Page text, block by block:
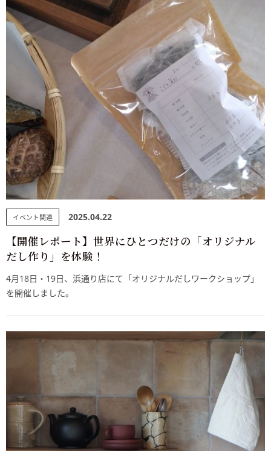
イベント関連 2025.04.22
【開催レポート】世界にひとつだけの「オリジナル
だし作り」を体験！
4月18日・19日、浜通り店にて「オリジナルだしワークショップ」
を開催しました。